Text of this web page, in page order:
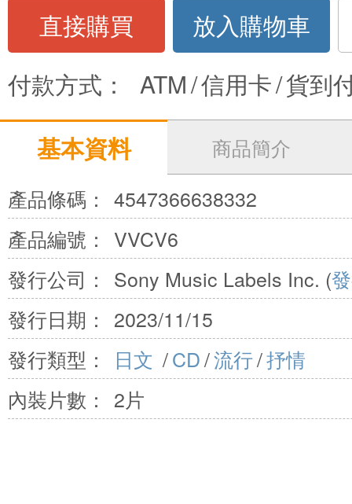
直接購買
放入購物車
付款方式：
ATM/信用卡/貨到
基本資料
商品簡介
產品條碼： 4547366638332
產品編號：
VVCV6
發行公司：
Sony Music Labels Inc. (
發行日期：
2023/11/15
發行類型：
日文 /CD/流行/抒情
內裝片數：
2片